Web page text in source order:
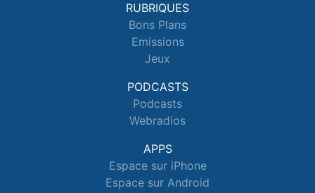
RUBRIQUES
Bons Plans
Emissions
Jeux
PODCASTS
Podcasts
Webradios
APPS
Espace sur iPhone
Espace sur Android